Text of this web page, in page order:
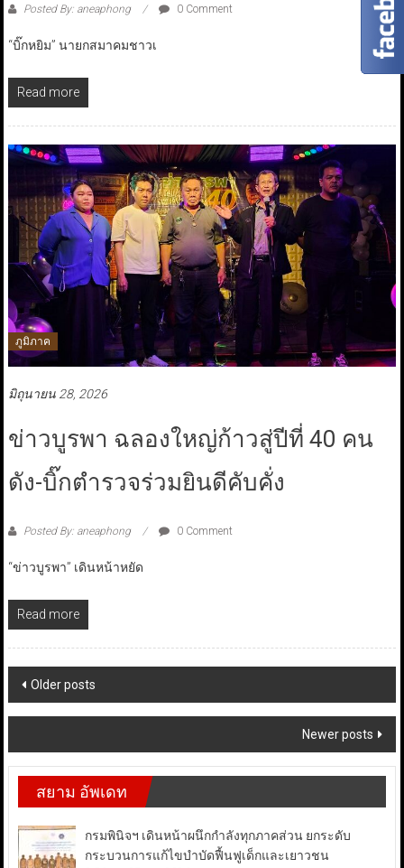
Posted By: aneaphong 0 Comment
“บิ๊กหยิม” นายกสมาคมชาวเ
Read more
ภูมิภาค
มิถุนายน 28, 2026
ข่าวบูรพา ฉลองใหญ่ก้าวสู่ปีที่ 40 คน
ดัง-บิ๊กตำรวจร่วมยินดีคับคั่ง
Posted By: aneaphong 0 Comment
“ข่าวบูรพา” เดินหน้าหยัด
Read more
Posts
navigation
Older posts
Newer posts
สยาม อัพเดท
กรมพินิจฯ เดินหน้าผนึกกำลังทุกภาคส่วน ยกระดับ
กระบวนการแก้ไขบำบัดฟื้นฟูเด็กและเยาวชน